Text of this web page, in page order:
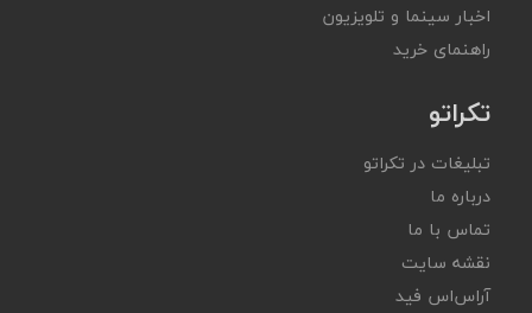
اخبار سینما و تلویزیون
راهنمای خرید
تکراتو
تبلیغات در تکراتو
درباره ما
تماس با ما
نقشه سایت
آر‌اس‌اس فید